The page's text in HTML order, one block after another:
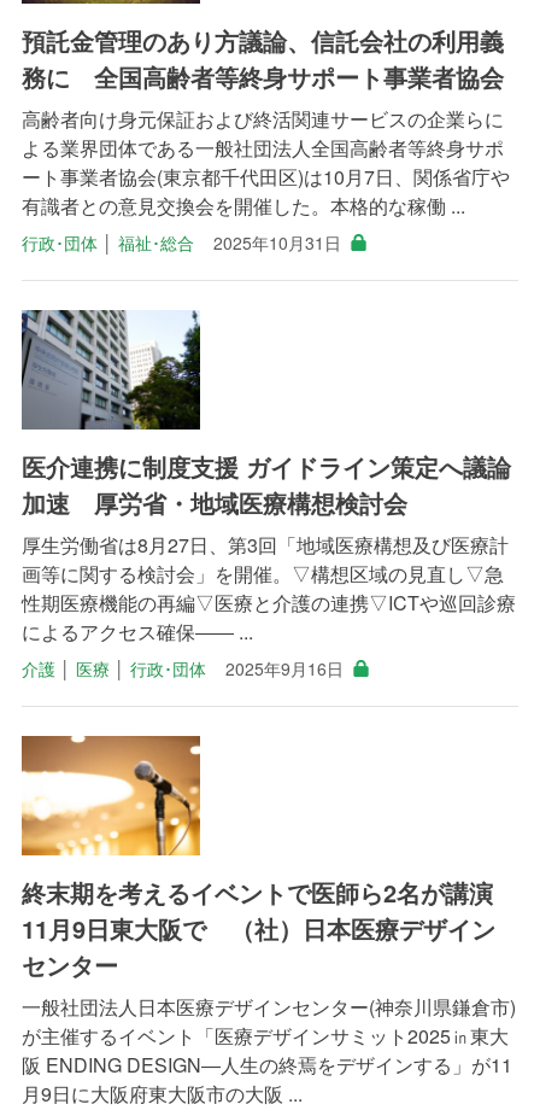
預託金管理のあり方議論、信託会社の利用義
務に 全国高齢者等終身サポート事業者協会
高齢者向け身元保証および終活関連サービスの企業らに
よる業界団体である一般社団法人全国高齢者等終身サポ
ート事業者協会(東京都千代田区)は10月7日、関係省庁や
有識者との意見交換会を開催した。本格的な稼働 ...
行政･団体│ 福祉･総合 2025年10月31日
医介連携に制度支援 ガイドライン策定へ議論
加速 厚労省・地域医療構想検討会
厚生労働省は8月27日、第3回「地域医療構想及び医療計
画等に関する検討会」を開催。▽構想区域の見直し▽急
性期医療機能の再編▽医療と介護の連携▽ICTや巡回診療
によるアクセス確保―― ...
介護│ 医療 │ 行政･団体 2025年9月16日
終末期を考えるイベントで医師ら2名が講演
11月9日東大阪で （社）日本医療デザイン
センター
一般社団法人日本医療デザインセンター(神奈川県鎌倉市)
が主催するイベント「医療デザインサミット2025㏌東大
阪 ENDING DESIGN―人生の終焉をデザインする」が11
月9日に大阪府東大阪市の大阪 ...